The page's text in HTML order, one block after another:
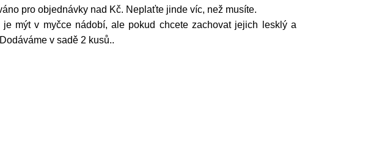
pro objednávky nad Kč. Neplaťte jinde víc, než musíte.
mýt v myčce nádobí, ale pokud chcete zachovat jejich lesklý a
v sadě 2 kusů..